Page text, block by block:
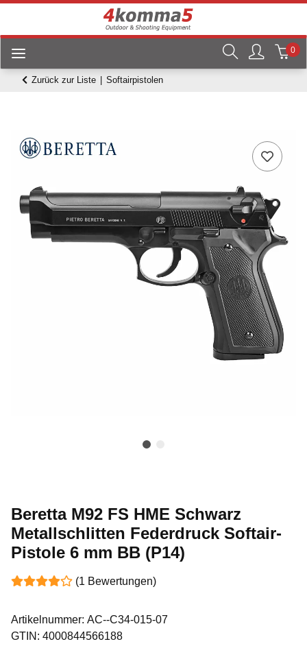
0
Zurück zur Liste Softairpistolen
Beretta M92 FS HME Schwarz
Metallschlitten Federdruck Softair-
Pistole 6 mm BB (P14)
(1 Bewertungen)
Artikelnummer: AC--C34-015-07
GTIN: 4000844566188